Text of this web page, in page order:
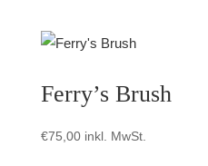
Ferry’s Brush
€75,00 inkl. MwSt.